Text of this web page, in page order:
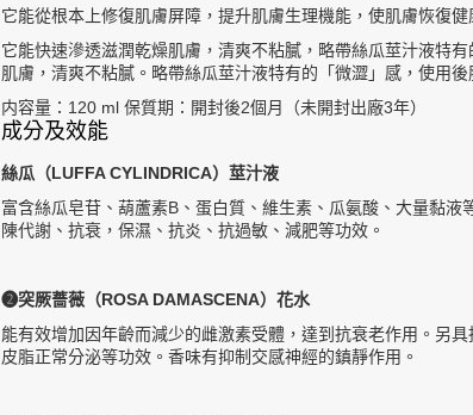
它能從根本上修復肌膚屏障，提升肌膚生理機能，使肌膚恢復健
它能快速滲透滋潤乾燥肌膚，清爽不粘膩，略帶絲瓜莖汁液特
肌膚，清爽不粘膩。略帶絲瓜莖汁液特有的「微澀」感，使用後
内容量：120 ml 保質期：開封後2個月（未開封出廠3年）
成分及效能
絲瓜（LUFFA CYLINDRICA）莖汁液
富含絲瓜皂苷、葫蘆素B、蛋白質、維生素、瓜氨酸、大量黏液
陳代謝、抗衰，保濕、抗炎、抗過敏、減肥等功效。
❷突厥薔薇（ROSA DAMASCENA）花水
能有效增加因年齡而減少的雌激素受體，達到抗衰老作用。另
皮脂正常分泌等功效。香味有抑制交感神經的鎮靜作用。